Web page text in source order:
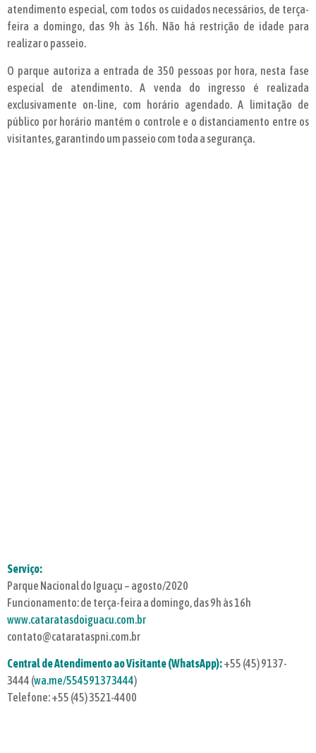
atendimento especial, com todos os cuidados necessários, de terça-
feira a domingo, das 9h às 16h. Não há restrição de idade para
realizar o passeio.
O parque autoriza a entrada de 350 pessoas por hora, nesta fase
especial de atendimento. A venda do ingresso é realizada
exclusivamente on-line, com horário agendado. A limitação de
público por horário mantém o controle e o distanciamento entre os
visitantes, garantindo um passeio com toda a segurança.
Serviço:
Parque Nacional do Iguaçu – agosto/2020
Funcionamento: de terça-feira a domingo, das 9h às 16h
www.cataratasdoiguacu.com.br
contato@catarataspni.com.br
Central de Atendimento ao Visitante (WhatsApp):+55 (45) 9137-
3444 (wa.me/554591373444)
Telefone: +55 (45) 3521-4400